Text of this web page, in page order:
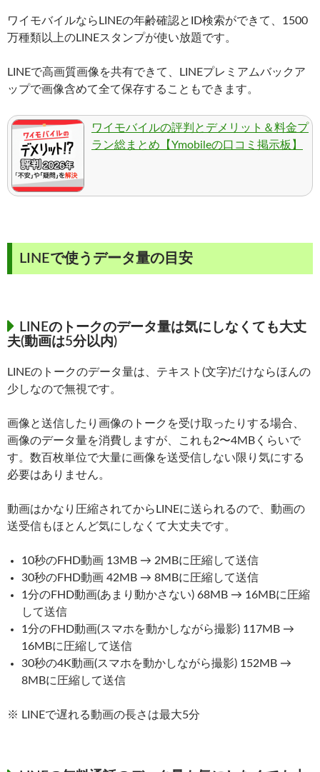
ワイモバイルならLINEの年齢確認とID検索ができて、1500
万種類以上のLINEスタンプが使い放題です。
LINEで高画質画像を共有できて、LINEプレミアムバックア
ップで画像含めて全て保存することもできます。
ワイモバイルの評判とデメリット＆料金プ
ラン総まとめ【Ymobileの口コミ掲示板】
LINEで使うデータ量の目安
LINEのトークのデータ量は気にしなくても大丈
夫(動画は5分以内)
LINEのトークのデータ量は、テキスト(文字)だけならほんの
少しなので無視です。
画像と送信したり画像のトークを受け取ったりする場合、
画像のデータ量を消費しますが、これも2〜4MBくらいで
す。数百枚単位で大量に画像を送受信しない限り気にする
必要はありません。
動画はかなり圧縮されてからLINEに送られるので、動画の
送受信もほとんど気にしなくて大丈夫です。
10秒のFHD動画 13MB → 2MBに圧縮して送信
30秒のFHD動画 42MB → 8MBに圧縮して送信
1分のFHD動画(あまり動かさない) 68MB → 16MBに圧縮
して送信
1分のFHD動画(スマホを動かしながら撮影) 117MB →
16MBに圧縮して送信
30秒の4K動画(スマホを動かしながら撮影) 152MB →
8MBに圧縮して送信
※ LINEで遅れる動画の長さは最大5分